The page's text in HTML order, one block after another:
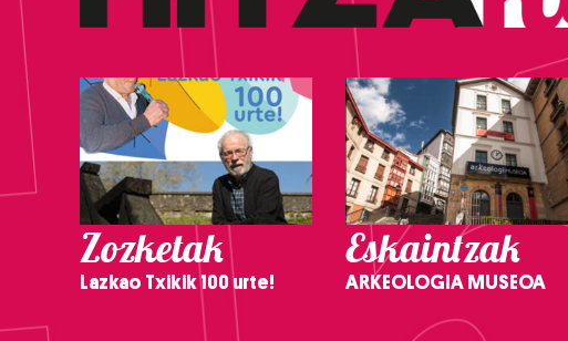
Zozketak
Lazkao Txikik 100 urte!
Eskaintzak
ARKEOLOGIA MUSEOA